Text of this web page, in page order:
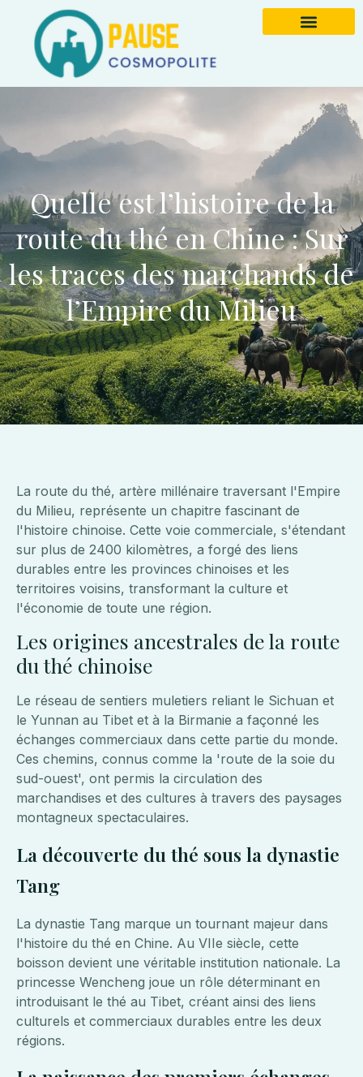
Quelle est l’histoire de la
route du thé en Chine : Sur
les traces des marchands de
l’Empire du Milieu
La route du thé, artère millénaire traversant l'Empire
du Milieu, représente un chapitre fascinant de
l'histoire chinoise. Cette voie commerciale, s'étendant
sur plus de 2400 kilomètres, a forgé des liens
durables entre les provinces chinoises et les
territoires voisins, transformant la culture et
l'économie de toute une région.
Les origines ancestrales de la route
du thé chinoise
Le réseau de sentiers muletiers reliant le Sichuan et
le Yunnan au Tibet et à la Birmanie a façonné les
échanges commerciaux dans cette partie du monde.
Ces chemins, connus comme la 'route de la soie du
sud-ouest', ont permis la circulation des
marchandises et des cultures à travers des paysages
montagneux spectaculaires.
La découverte du thé sous la dynastie
Tang
La dynastie Tang marque un tournant majeur dans
l'histoire du thé en Chine. Au VIIe siècle, cette
boisson devient une véritable institution nationale. La
princesse Wencheng joue un rôle déterminant en
introduisant le thé au Tibet, créant ainsi des liens
culturels et commerciaux durables entre les deux
régions.